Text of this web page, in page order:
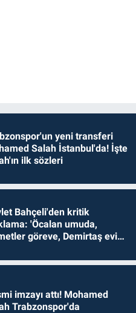
yeni transferi
Salah İstanbul'da! İşte
ilk sözleri
Bahçeli'den kritik
'Öcalan umuda,
göreve, Demirtaş evine
imzayı attı! Mohamed
Trabzonspor'da